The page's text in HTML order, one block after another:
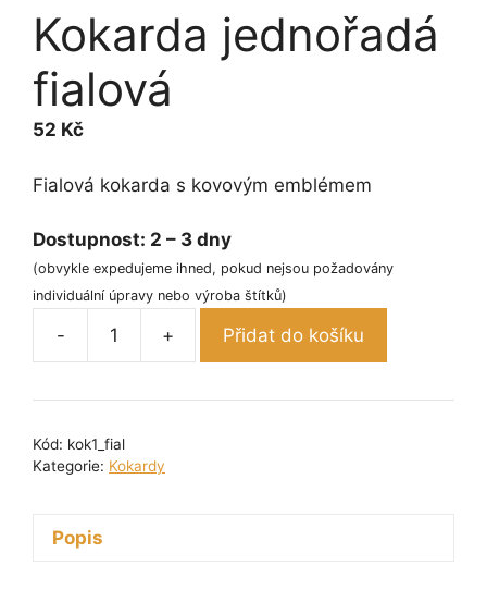
Kokarda jednořadá
fialová
52 Kč
Fialová kokarda s kovovým emblémem
Dostupnost: 2 – 3 dny
(obvykle expedujeme ihned, pokud nejsou požadovány
individuální úpravy nebo výroba štítků)
-
Kokarda
fialová
+ Přidat do košíku
Kód: kok1_fial
Kategorie: Kokardy
Popis